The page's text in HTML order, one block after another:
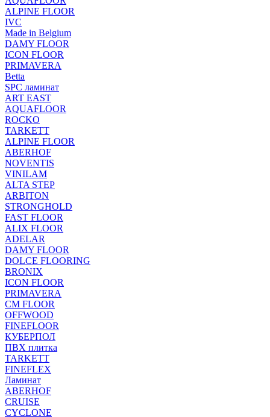
ALPINE FLOOR
IVC
Made in Belgium
DAMY FLOOR
ICON FLOOR
PRIMAVERA
Betta
SPC ламинат
ART EAST
AQUAFLOOR
ROCKO
TARKETT
ALPINE FLOOR
ABERHOF
NOVENTIS
VINILAM
ALTA STEP
ARBITON
STRONGHOLD
FAST FLOOR
ALIX FLOOR
ADELAR
DAMY FLOOR
DOLCE FLOORING
BRONIX
ICON FLOOR
PRIMAVERA
CM FLOOR
OFFWOOD
FINEFLOOR
КУБЕРПОЛ
ПВХ плитка
TARKETT
FINEFLEX
Ламинат
ABERHOF
CRUISE
CYCLONE